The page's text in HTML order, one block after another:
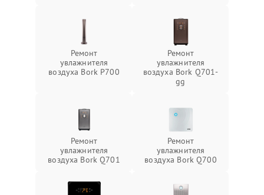
Ремонт
увлажнителя
воздуха Bork P700
Ремонт
увлажнителя
воздуха Bork Q701-
gg
Ремонт
увлажнителя
воздуха Bork Q701
Ремонт
увлажнителя
воздуха Bork Q700